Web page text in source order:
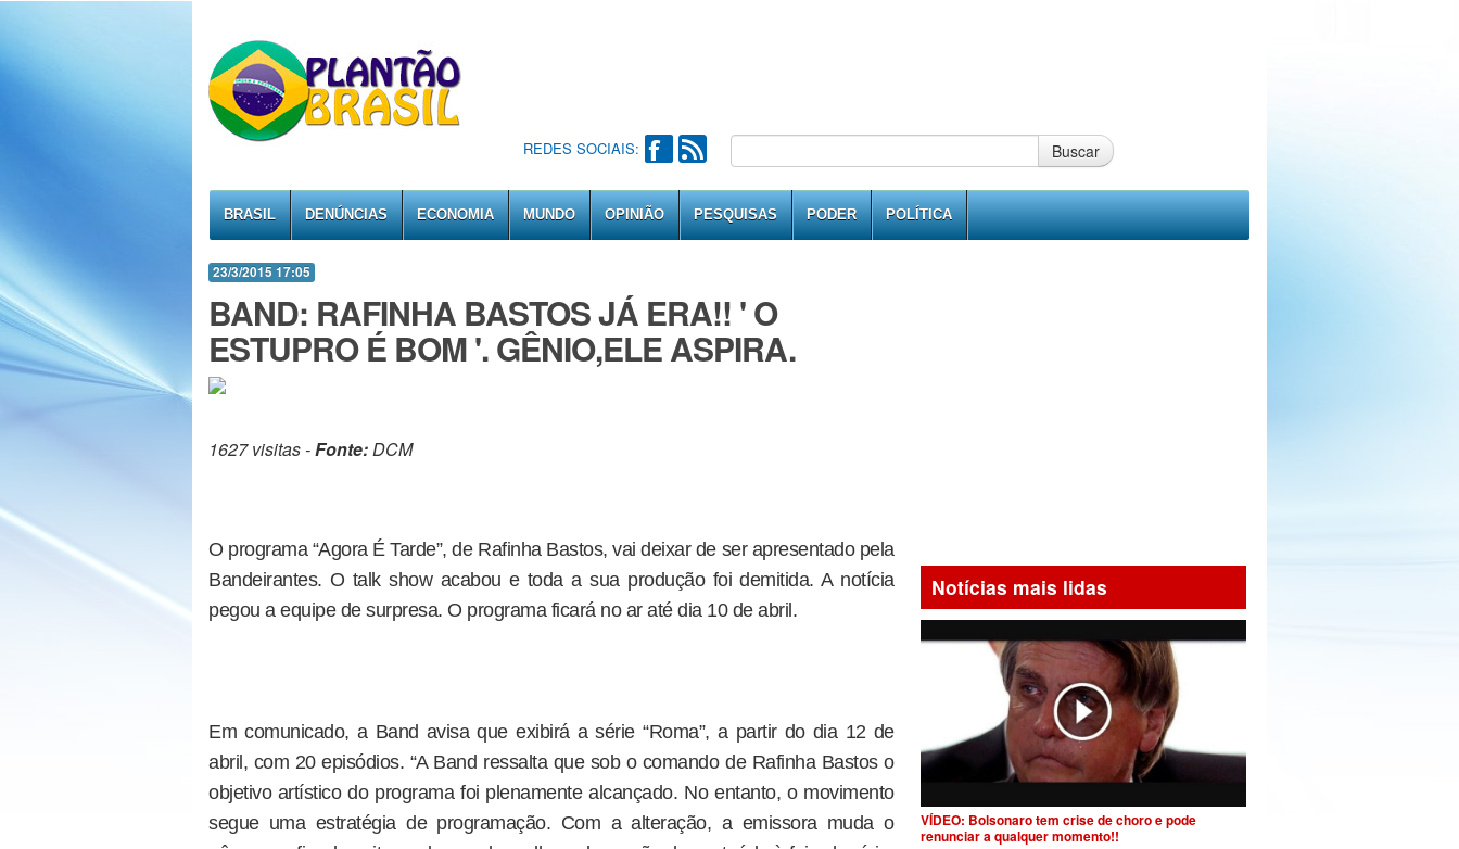
REDES SOCIAIS: Buscar
BRASIL DENÚNCIAS ECONOMIA MUNDO OPINIÃO PESQUISAS PODER POLÍTICA
23/3/2015 17:05
BAND: RAFINHA BASTOS JÁ ERA!! ' O
ESTUPRO É BOM '. GÊNIO,ELE ASPIRA.
1627 visitas -Fonte:DCM
O programa “Agora É Tarde”, de Rafinha Bastos, vai deixar de ser apresentado pela
Bandeirantes. O talk show acabou e toda a sua produção foi demitida. A notícia
pegou a equipe de surpresa. O programa ficará no ar até dia 10 de abril.
Em comunicado, a Band avisa que exibirá a série “Roma”, a partir do dia 12 de
abril, com 20 episódios. “A Band ressalta que sob o comando de Rafinha Bastos o
objetivo artístico do programa foi plenamente alcançado. No entanto, o movimento
segue uma estratégia de programação. Com a alteração, a emissora muda o
Notícias mais lidas
VÍDEO: Bolsonaro tem crise de choro e pode
renunciar a qualquer momento!!